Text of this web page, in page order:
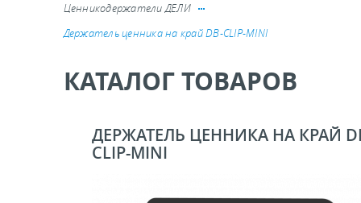
ценникодержатели
полочного пространства
вывесок и шелфтокеры
Ценникодержатели ДЕЛИ
Держатель ценника на край DB-CLIP-MINI
КАТАЛОГ ТОВАРОВ
ДЕРЖАТЕЛЬ ЦЕННИКА НА КРАЙ
CLIP-MINI